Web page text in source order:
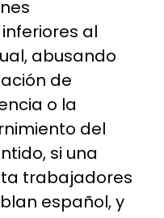
al
abusando
de
o la
del
si una
trabajadores
español, y